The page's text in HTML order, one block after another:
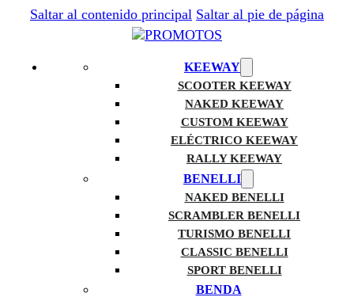
Saltar al contenido principal Saltar al pie de página
KEEWAY
SCOOTER KEEWAY
NAKED KEEWAY
CUSTOM KEEWAY
ELÉCTRICO KEEWAY
RALLY KEEWAY
BENELLI
NAKED BENELLI
SCRAMBLER BENELLI
TURISMO BENELLI
CLASSIC BENELLI
SPORT BENELLI
BENDA